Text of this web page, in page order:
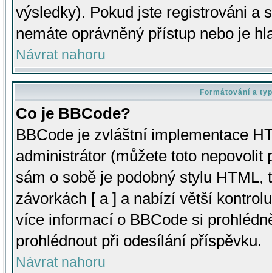
výsledky). Pokud jste registrováni a
nemáte oprávněný přístup nebo je
Návrat nahoru
Formátování a
Co je BBCode?
BBCode je zvláštní implementace
administrátor (můžete toto
sám o sobě je podobný stylu HTML,
závorkách [ a ] a nabízí větší
více informací o BBCode si
prohlédnout při odesílání příspěvku.
Návrat nahoru